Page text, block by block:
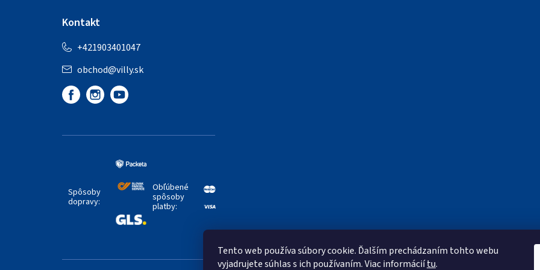
Tento web používa súbory cookie. Ďalším prechádzaním tohto webu
vyjadrujete súhlas s ich používaním. Viac informáciítu.
Kontakt
obchod@villy.sk
+421903401047
Spôsoby
dopravy:
Obľúbené
spôsoby
platby: